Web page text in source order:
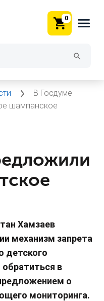
0
В Госдуме
шампанское
Хамзаев
механизм запрета
детского
в
о
мониторинга.